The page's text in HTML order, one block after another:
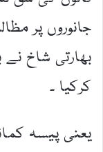
جانوروں پر
بھارتی شاخ
کرکیا ۔
یعنی پیسہ